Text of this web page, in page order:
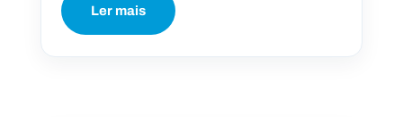
Ler mais
i
a